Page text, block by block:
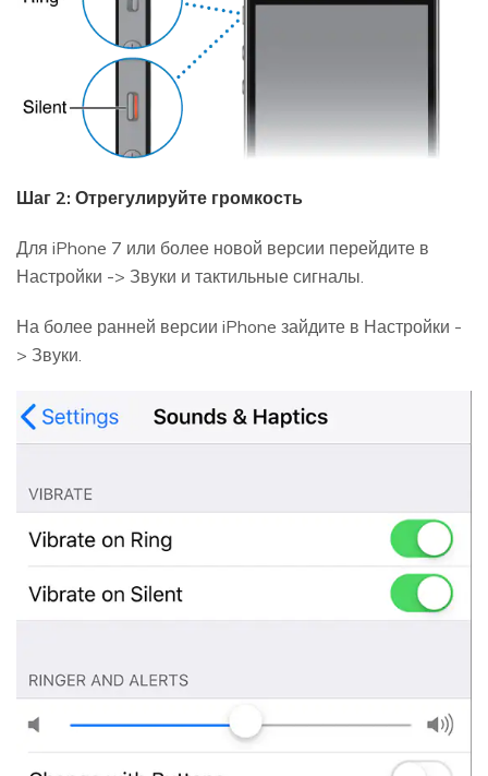
Шаг 2: Отрегулируйте громкость
Для iPhone 7 или более новой версии перейдите в
Настройки -> Звуки и тактильные сигналы.
На более ранней версии iPhone зайдите в Настройки -
> Звуки.